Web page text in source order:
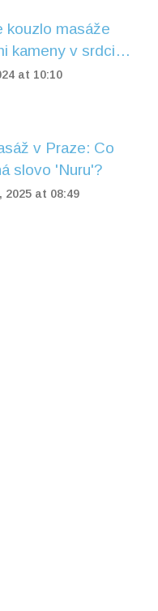
kouzlo masáže
kameny v srdci
at 10:10
v Praze: Co
slovo 'Nuru'?
2025 at 08:49